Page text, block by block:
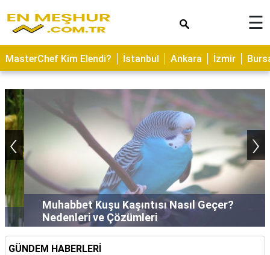
SAĞLIK
YEMEK
TARİFLERİ
GEZİLECEK
YERLER
CİLT
BAKIMI
NEDİR
ALANLARI
☰
MasterChef Kim Elendi? İstanbul Ankara İzmir
Muhabbet Kuşu Kaşıntısı Nasıl Geçer?
Nedenleri ve Çözümleri
‹ ›
GÜNDEM HABERLERİ